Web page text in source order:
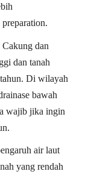
Cakung dan
dan tanah
Di wilayah
bawah
wajib jika ingin
air laut
yang rendah